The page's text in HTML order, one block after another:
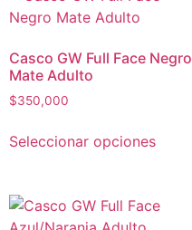
Casco GW Full Face Negro
Mate Adulto
$350,000
Seleccionar opciones